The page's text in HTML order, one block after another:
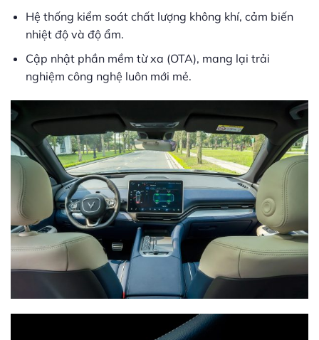
Hệ thống kiểm soát chất lượng không khí, cảm biến
nhiệt độ và độ ẩm.
Cập nhật phần mềm từ xa (OTA), mang lại trải
nghiệm công nghệ luôn mới mẻ.